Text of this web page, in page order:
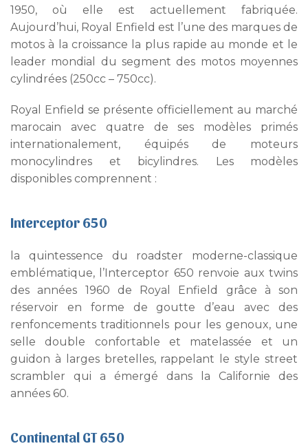
1950, où elle est actuellement fabriquée.
Aujourd’hui, Royal Enfield est l’une des marques de
motos à la croissance la plus rapide au monde et le
leader mondial du segment des motos moyennes
cylindrées (250cc – 750cc).
Royal Enfield se présente officiellement au marché
marocain avec quatre de ses modèles primés
internationalement, équipés de moteurs
monocylindres et bicylindres. Les modèles
disponibles comprennent :
Interceptor 650
la quintessence du roadster moderne-classique
emblématique, l’Interceptor 650 renvoie aux twins
des années 1960 de Royal Enfield grâce à son
réservoir en forme de goutte d’eau avec des
renfoncements traditionnels pour les genoux, une
selle double confortable et matelassée et un
guidon à larges bretelles, rappelant le style street
scrambler qui a émergé dans la Californie des
années 60.
Continental GT 650